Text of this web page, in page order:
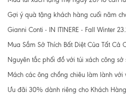
Gợi ý quà tặng khách hàng cuối năm
Gianni Conti - IN ITINERE - Fall Winter
Mua Sắm Sở Thích Bất Diệt Của Tất Cả
Nguyên tắc phối đồ với túi xách công sở
Mách các ông chồng chiêu làm lành với
Ưu đãi 30% dành riêng cho Khách